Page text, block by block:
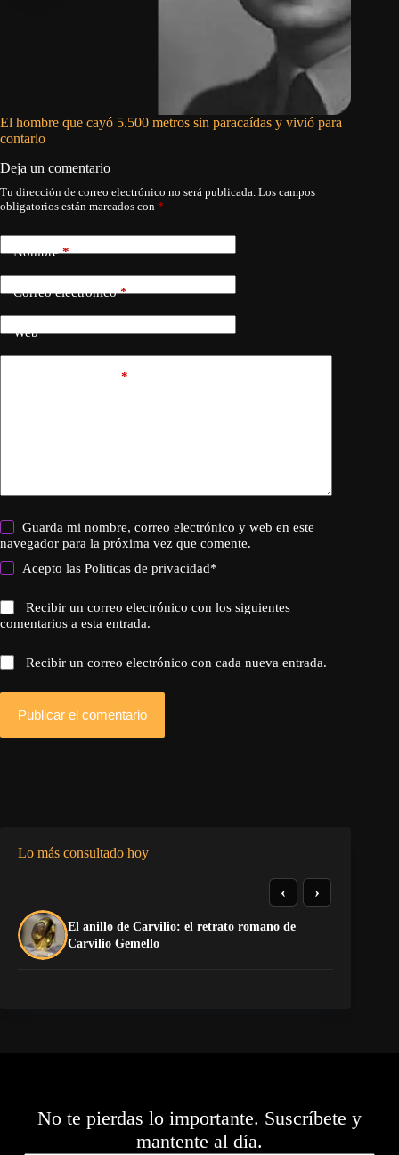
El hombre que cayó 5.500 metros sin paracaídas y vivió para
contarlo
Deja un comentario
Tu dirección de correo electrónico no será publicada. Los campos
obligatorios están marcados con *
Nombre*
Correo electrónico*
Web
*
Guarda mi nombre, correo electrónico y web en este
navegador para la próxima vez que comente.
Acepto lasPoliticas de privacidad*
Recibir un correo electrónico con los siguientes
comentarios a esta entrada.
Recibir un correo electrónico con cada nueva entrada.
Publicar el comentario
Lo más consultado hoy
El anillo de Carvilio: el retrato romano de
Carvilio Gemello
‹ ›
No te pierdas lo importante. Suscríbete y
mantente al día.